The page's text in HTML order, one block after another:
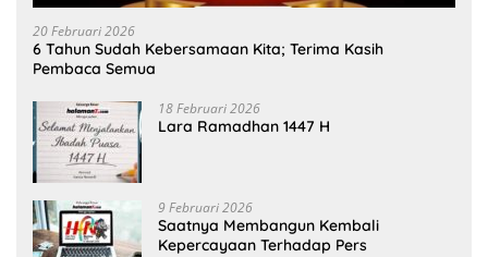
20 Februari 2026
6 Tahun Sudah Kebersamaan Kita; Terima Kasih
Pembaca Semua
18 Februari 2026
Lara Ramadhan 1447 H
9 Februari 2026
Saatnya Membangun Kembali
Kepercayaan Terhadap Pers